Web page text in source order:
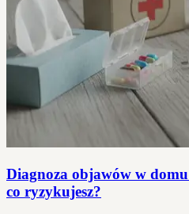
Diagnoza objawów w
co ryzykujesz?